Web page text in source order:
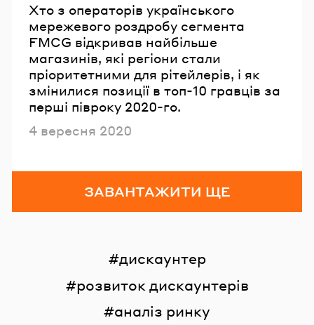
Хто з операторів українського
мережевого роздробу сегмента
FMCG відкривав найбільше
магазинів, які регіони стали
пріоритетними для рітейлерів, і як
змінилися позиції в топ-10 гравців за
перші півроку 2020-го.
Опубліковано
4 вересня 2020
ЗАВАНТАЖИТИ ЩЕ
дискаунтер
розвиток дискаунтерів
аналіз ринку